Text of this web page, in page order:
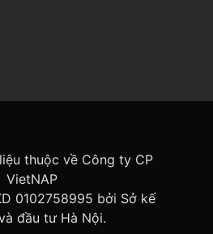
thuộc về Công ty CP
VietNAP
0102758995 bởi Sở kế
đầu tư Hà Nội.